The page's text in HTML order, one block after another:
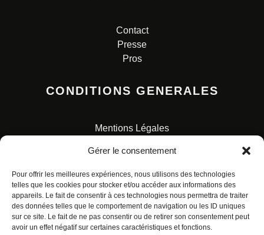
Gérer le consentement
Pour offrir les meilleures expériences, nous utilisons des technologies
telles que les cookies pour stocker et/ou accéder aux informations des
appareils. Le fait de consentir à ces technologies nous permettra de traiter
des données telles que le comportement de navigation ou les ID uniques
sur ce site. Le fait de ne pas consentir ou de retirer son consentement peut
avoir un effet négatif sur certaines caractéristiques et fonctions.
Contact
Presse
Pros
CONDITIONS GENERALES
Mentions Légales
Charte pour la protection des données personnelles
© ALL RIGHTS RESERVED. URBAN COMICS POUR LES